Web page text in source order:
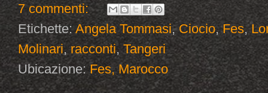
7 commenti:
Etichette:Angela Tommasi,Ciocio,Fes,
Molinari,racconti, Tangeri
Ubicazione: Fes, Marocco